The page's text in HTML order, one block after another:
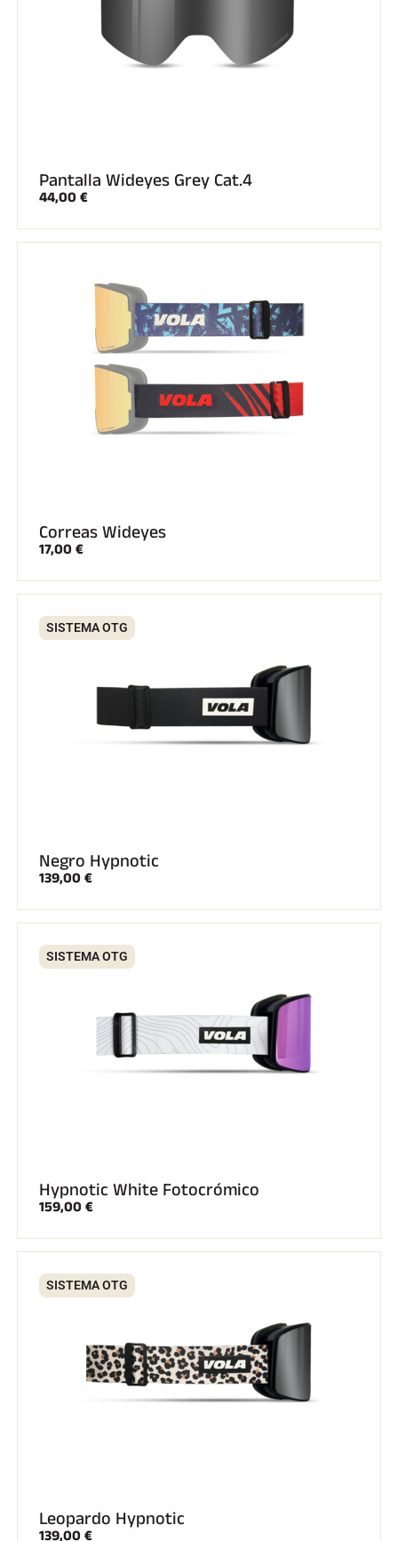
Pantalla Wideyes Grey Cat.4
44,00 €
Correas Wideyes
17,00 €
SISTEMA OTG
Negro Hypnotic
139,00 €
SISTEMA OTG
Hypnotic White Fotocrómico
159,00 €
SISTEMA OTG
Leopardo Hypnotic
139,00 €